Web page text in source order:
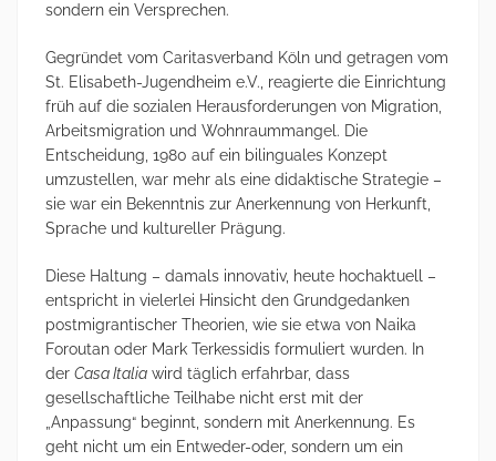
sondern ein Versprechen.
Gegründet vom Caritasverband Köln und getragen vom
St. Elisabeth-Jugendheim e.V., reagierte die Einrichtung
früh auf die sozialen Herausforderungen von Migration,
Arbeitsmigration und Wohnraummangel. Die
Entscheidung, 1980 auf ein bilinguales Konzept
umzustellen, war mehr als eine didaktische Strategie –
sie war ein Bekenntnis zur Anerkennung von Herkunft,
Sprache und kultureller Prägung.
Diese Haltung – damals innovativ, heute hochaktuell –
entspricht in vielerlei Hinsicht den Grundgedanken
postmigrantischer Theorien, wie sie etwa von Naika
Foroutan oder Mark Terkessidis formuliert wurden. In
der Casa Italia wird täglich erfahrbar, dass
gesellschaftliche Teilhabe nicht erst mit der
„Anpassung“ beginnt, sondern mit Anerkennung. Es
geht nicht um ein Entweder-oder, sondern um ein